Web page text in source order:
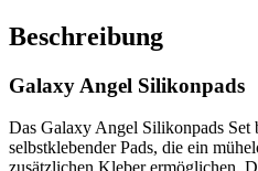
Beschreibung
Galaxy Angel Silikonpads
Das Galaxy Angel Silikonpads Set
selbstklebender Pads, die ein